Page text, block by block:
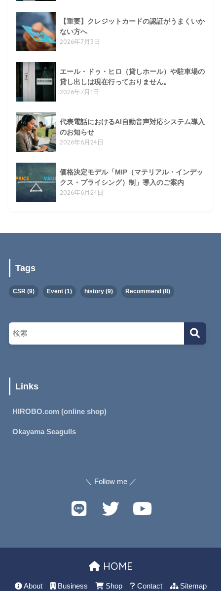
【重要】クレジットカードの認証がうまくいか
ない方へ
2026年7月3日
エール・ドゥ・ヒロ（貸しホール）や駐車場の
貸し出しは現在行っておりません。
2026年7月1日
代表電話におけるAI自動音声対応システム導入
のお知らせ
2026年6月24日
価格決定モデル「MIP（マテリアル・インデッ
クス・プライシング）制」導入のご案内
2026年6月24日
Tags
CSR(9) Event(1) history(9) Recommend (8)
Links
HIROBO.com (online shop)
Okayama Seagulls
＼ Follow me ／
HOME
About Business Shop Contact Sitemap